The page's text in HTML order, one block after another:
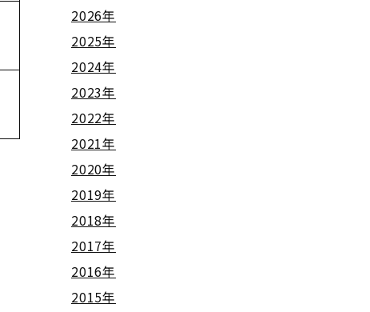
2026年
2025年
2024年
2023年
2022年
2021年
2020年
2019年
2018年
2017年
2016年
2015年